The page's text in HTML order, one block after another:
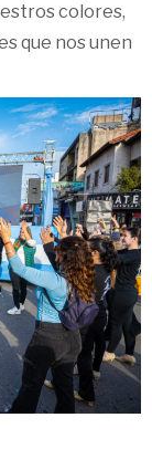
colores,
que nos unen